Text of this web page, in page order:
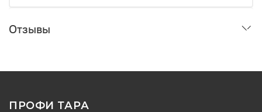
Отзывы
ПРОФИ ТАРА